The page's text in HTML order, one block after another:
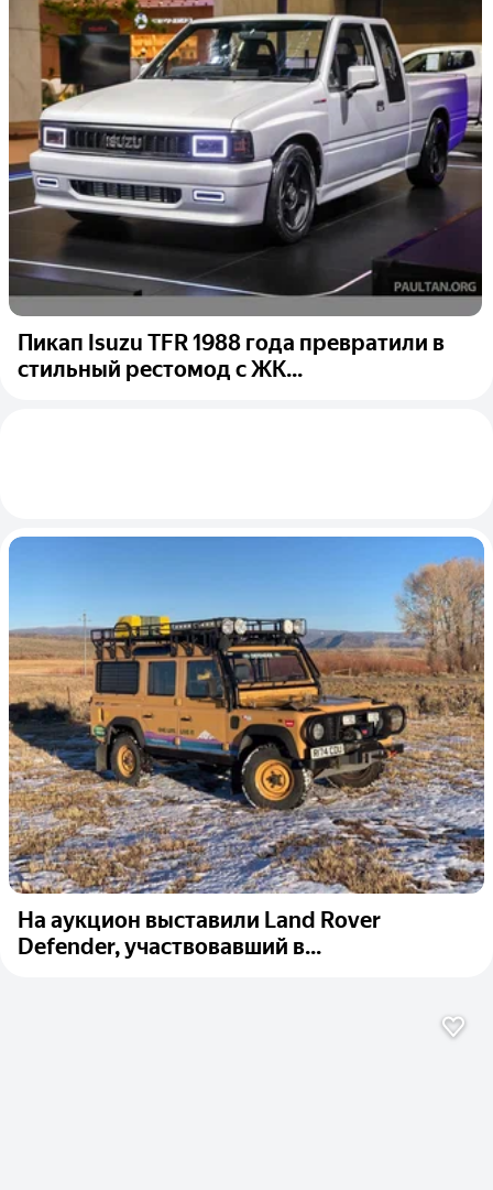
Пикап Isuzu TFR 1988 года превратили в
стильный рестомод с ЖК...
На аукцион выставили Land Rover
Defender, участвовавший в...